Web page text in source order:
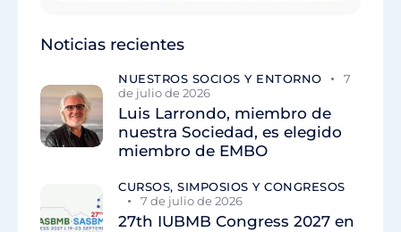
Noticias recientes
NUESTROS SOCIOS Y ENTORNO
7
de julio de 2026
Luis Larrondo, miembro de
nuestra Sociedad, es elegido
miembro de EMBO
CURSOS, SIMPOSIOS Y CONGRESOS
7 de julio de 2026
27th IUBMB Congress 2027 en